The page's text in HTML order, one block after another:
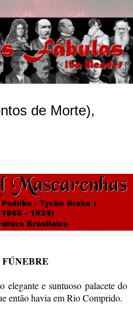
de Morte),
elegante e suntuoso palacete do
então havia em Rio Comprido.